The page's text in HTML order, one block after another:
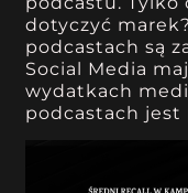
dotyczyć
podcastach są
Social Media
wydatkach
podcastach jest